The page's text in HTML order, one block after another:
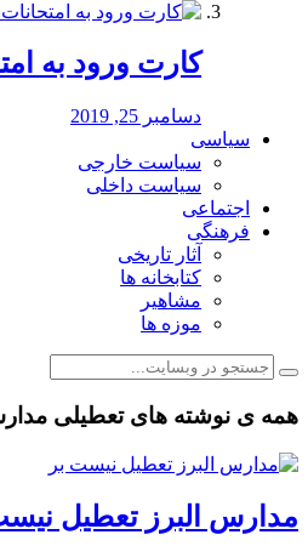
کارت ورود به
دسامبر 25, 2019
سیاسی
سیاست خارجی
سیاست داخلی
اجتماعی
فرهنگی
آثار تاریخی
کتابخانه ها
مشاهیر
موزه ها
همه ی نوشته های تعطیلی
مدارس البرز تعطیل